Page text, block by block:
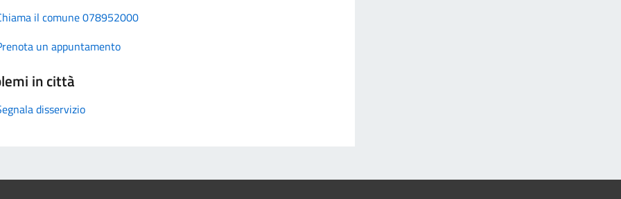
il comune 078952000
un appuntamento
in città
disservizio